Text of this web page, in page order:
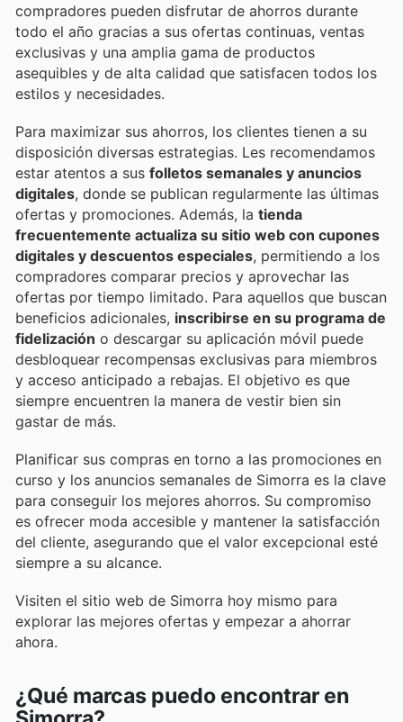
compradores pueden disfrutar de ahorros durante
todo el año gracias a sus ofertas continuas, ventas
exclusivas y una amplia gama de productos
asequibles y de alta calidad que satisfacen todos los
estilos y necesidades.
Para maximizar sus ahorros, los clientes tienen a su
disposición diversas estrategias. Les recomendamos
estar atentos a sus folletos semanales y anuncios
digitales, donde se publican regularmente las últimas
ofertas y promociones. Además, la tienda
frecuentemente actualiza su sitio web con cupones
digitales y descuentos especiales, permitiendo a los
compradores comparar precios y aprovechar las
ofertas por tiempo limitado. Para aquellos que buscan
beneficios adicionales, inscribirse en su programa de
fidelización o descargar su aplicación móvil puede
desbloquear recompensas exclusivas para miembros
y acceso anticipado a rebajas. El objetivo es que
siempre encuentren la manera de vestir bien sin
gastar de más.
Planificar sus compras en torno a las promociones en
curso y los anuncios semanales de Simorra es la clave
para conseguir los mejores ahorros. Su compromiso
es ofrecer moda accesible y mantener la satisfacción
del cliente, asegurando que el valor excepcional esté
siempre a su alcance.
Visiten el sitio web de Simorra hoy mismo para
explorar las mejores ofertas y empezar a ahorrar
ahora.
¿Qué marcas puedo encontrar en